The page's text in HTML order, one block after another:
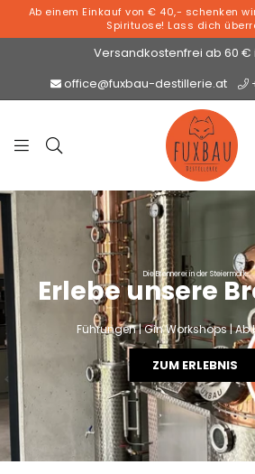
Ab einem Einkauf von € 40,- schenken
Spirituose! Lass dich
Versandkostenfrei ab 60 €
office@fuxbau-destillerie.at
D
L
L
E
R
I
E
F
U
X
B
A
Einzigartige
100% natürlich | handgemacht
ZU DEN
Die Brennerei in der Steiermark
Erlebe unsere
Führungen | Gin Workshops | Ab
ZUM ERLEBNIS
Genuss & Design by Fuxbau
Unser Store in
Ab Hof Verkauf | Gin Workshops
ZUM STORE